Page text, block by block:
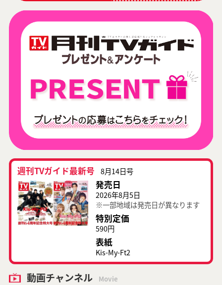
週刊TVガイド最新号 8月14日号
発売日
2026年8月5日
※一部地域は発売日が異なります
特別定価
590円
表紙
Kis-My-Ft2
動画チャンネル Movie